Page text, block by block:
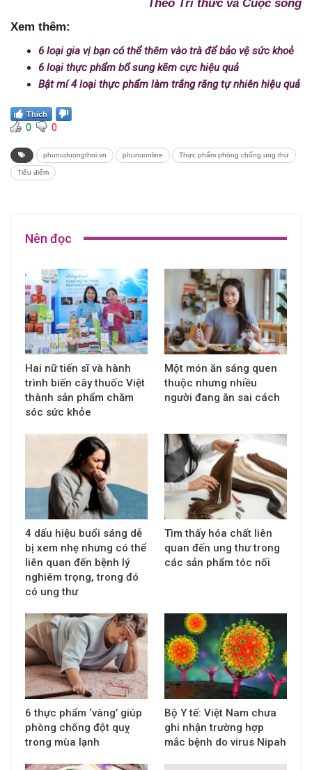
Theo Tri thức và Cuộc sống
Xem thêm:
6 loại gia vị bạn có thể thêm vào trà để bảo vệ sức khoẻ
6 loại thực phẩm bổ sung kẽm cực hiệu quả
Bật mí 4 loại thực phẩm làm trắng răng tự nhiên hiệu quả
Thích
0 0
phunuduongthoi.vn phunuonline Thực phẩm phòng chống ung thư
Tiêu điểm
Nên đọc
Hai nữ tiến sĩ và hành
trình biến cây thuốc Việt
thành sản phẩm chăm
sóc sức khỏe
Một món ăn sáng quen
thuộc nhưng nhiều
người đang ăn sai cách
4 dấu hiệu buổi sáng dễ
bị xem nhẹ nhưng có thể
liên quan đến bệnh lý
nghiêm trọng, trong đó
có ung thư
Tìm thấy hóa chất liên
quan đến ung thư trong
các sản phẩm tóc nối
6 thực phẩm ‘vàng’ giúp
phòng chống đột quỵ
trong mùa lạnh
Bộ Y tế: Việt Nam chưa
ghi nhận trường hợp
mắc bệnh do virus Nipah